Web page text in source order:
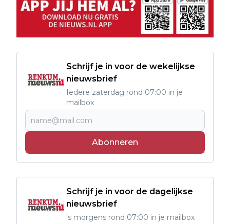
Schrijf je in voor de wekelijkse
nieuwsbrief
Iedere zaterdag rond 07:00 in je
mailbox
Abonneren
Schrijf je in voor de dagelijkse
nieuwsbrief
's morgens rond 07:00 in je mailbox